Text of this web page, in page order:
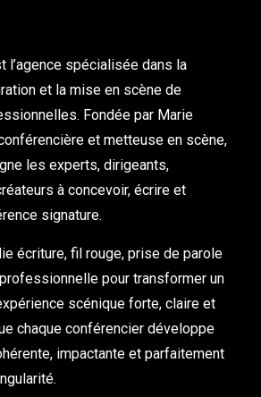
l’agence spécialisée dans la
et la mise en scène de
Fondée par Marie
et metteuse en scène,
les experts, dirigeants,
à concevoir, écrire et
signature.
écriture, fil rouge, prise de parole
pour transformer un
scénique forte, claire et
chaque conférencier développe
impactante et parfaitement